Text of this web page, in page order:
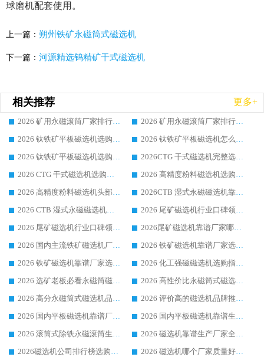
球磨机配套使用。
上一篇： 朔州铁矿永磁筒式磁选机
下一篇： 河源精选钨精矿干式磁选机
相关推荐 更多+
2026 矿用永磁滚筒厂家排行榜选购干货指南 行业口碑标杆华体会手机网页版-华体会(中国) 实力出众
2026 矿用永磁滚筒厂家排行榜选购指南，行业口碑领域强者华体会手机网页版-华体会(中国)
2026 钛铁矿平板磁选机选购全攻略 市场公认优质品牌厂家实力排行榜
2026 钛铁矿平板磁选机怎么选 靠谱生产企业实力排行榜选购参考攻略
2026 钛铁矿平板磁选机选购指南 行业口碑优选品牌生产企业实力排行榜
2026CTG 干式磁选机完整选购指南 行业口碑顶尖靠谱生产龙头厂家实力推荐
2026 CTG 干式磁选机选购指南|行业口碑靠谱生产厂家领域强者推荐
2026 高精度粉料磁选机选购全攻略 行业优质品牌华体会手机网页版-华体会(中国) 实力深度解析
2026 高精度粉料磁选机头部厂家选购指南 行业口碑靠谱品牌推荐 领域强者华体会手机网页版-华体会(中国) 解析
2026CTB 湿式永磁磁选机靠谱厂家实力排行榜 铁矿选矿设备采购全流程选购指南
2026 CTB 湿式永磁磁选机选购指南|行业口碑良好品牌推荐，领域强者华体会手机网页版-华体会(中国)
2026 尾矿磁选机行业口碑领域强者，源头直供国内主流厂家华体会手机网页版-华体会(中国) 一站式服务
2026 尾矿磁选机行业口碑领域强者，源头直供国内主流厂家华体会手机网页版-华体会(中国) 一站式服务
2026尾矿磁选机靠谱厂家哪家好 行业口碑领域强者华体会手机网页版-华体会(中国) 推荐
2026 国内主流铁矿磁选机厂家选购指南|行业口碑好品牌推荐，领域强者华体会手机网页版-华体会(中国)
2026 铁矿磁选机靠谱厂家选购全攻略 行业标杆华体会手机网页版-华体会(中国) 设备性价比出众
2026 铁矿磁选机靠谱厂家选购指南，领域强者华体会手机网页版-华体会(中国) 铁矿磁选机性价比高
2026 化工强磁磁选机选购指南 5 家行业口碑靠谱厂家领域强者推荐
2026 选矿老板必看永磁筒磁选机推荐 行业头部品牌口碑设备选购全攻略
2026 高性价比永磁筒式磁选机品牌盘点 行业强者口碑实测选购完整指南
2026 高分永磁筒式磁选机品牌推荐 选矿设备强者对比测评采购避坑全攻略
2026 评价高的磁选机品牌推荐选购指南，永磁筒式磁选机设备领域强者全景行业口碑解析
2026 国内平板磁选机靠谱厂家排名 行业实测口碑设备按需选购全指南
2026 国内平板磁选机靠谱生产厂家推荐排名|行业口碑选购指南，领域强者按需选设备
2026 滚筒式除铁永磁滚筒生产厂家推荐排名|行业口碑选购指南，领域强者源头厂商精选
2026 磁选机靠谱生产厂家全梳理 分场景选型行业头部品牌选购参考攻略
2026磁选机公司排行榜选购指南|正规源头厂家推荐，领域强者高性价比靠谱信赖品牌
2026 磁选机哪个厂家质量好？十大靠谱磁电企业排名选购指南